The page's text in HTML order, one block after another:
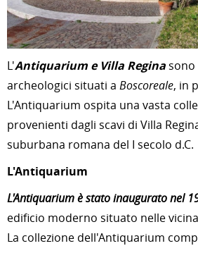
L'Antiquarium e Villa Reginasono
archeologici situati a Boscoreale, in
L'Antiquarium ospita una vasta
provenienti dagli scavi di Villa
suburbana romana del I secolo d.C.
L'Antiquarium
L'Antiquarium è stato inaugurato nel
edificio moderno situato nelle
La collezione dell'Antiquarium